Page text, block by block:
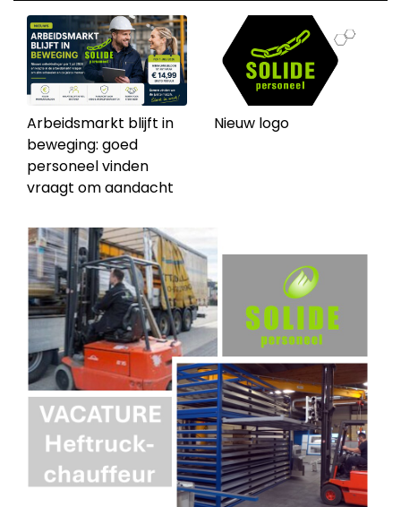
Arbeidsmarkt blijft in
beweging: goed
personeel vinden
vraagt om aandacht
Nieuw logo